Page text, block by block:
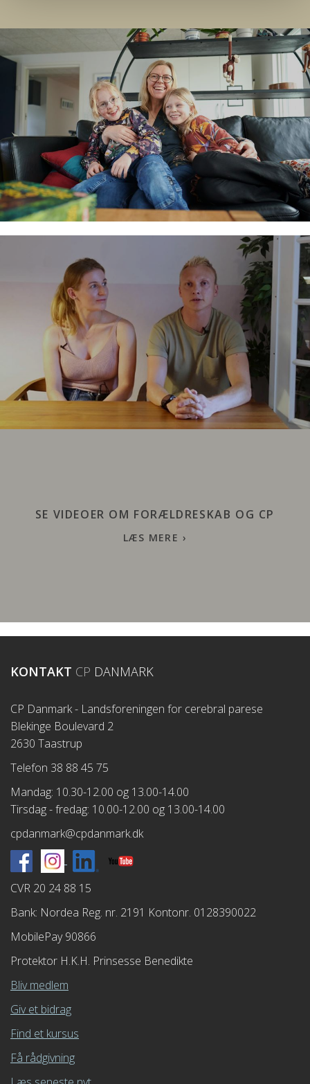
SE VIDEOER OM FORÆLDRESKAB OG CP
LÆS MERE ›
KONTAKT CP DANMARK
CP Danmark - Landsforeningen for cerebral parese
Blekinge Boulevard 2
2630 Taastrup
Telefon 38 88 45 75
Mandag: 10.30-12.00 og 13.00-14.00
Tirsdag - fredag: 10.00-12.00 og 13.00-14.00
cpdanmark@cpdanmark.dk
CVR 20 24 88 15
Bank: Nordea Reg. nr. 2191 Kontonr. 0128390022
MobilePay 90866
Protektor H.K.H. Prinsesse Benedikte
Bliv medlem
Giv et bidrag
Find et kursus
Få rådgivning